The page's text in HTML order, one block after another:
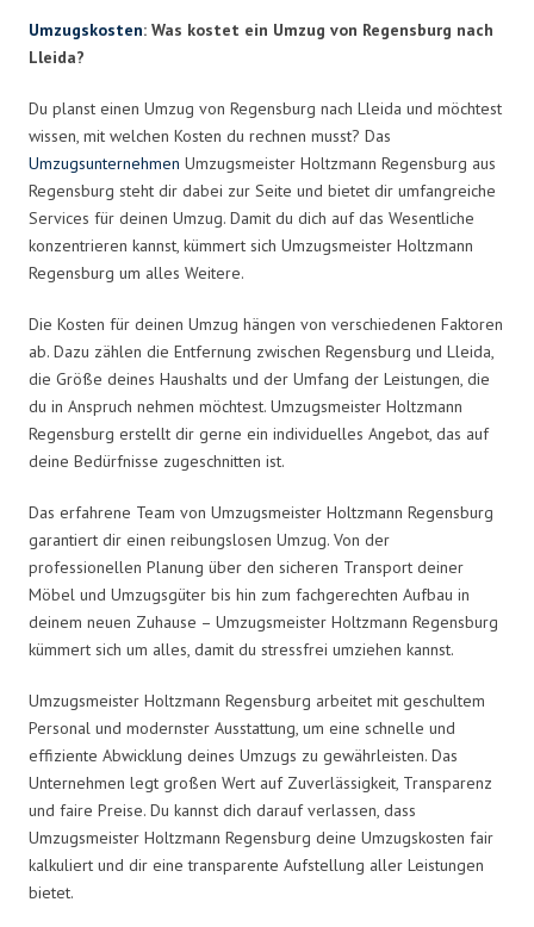
Umzugskosten: Was kostet ein Umzug von Regensburg nach
Lleida?
Du planst einen Umzug von Regensburg nach Lleida und möchtest
wissen, mit welchen Kosten du rechnen musst? Das
Umzugsunternehmen Umzugsmeister Holtzmann Regensburg aus
Regensburg steht dir dabei zur Seite und bietet dir umfangreiche
Services für deinen Umzug. Damit du dich auf das Wesentliche
konzentrieren kannst, kümmert sich Umzugsmeister Holtzmann
Regensburg um alles Weitere.
Die Kosten für deinen Umzug hängen von verschiedenen Faktoren
ab. Dazu zählen die Entfernung zwischen Regensburg und Lleida,
die Größe deines Haushalts und der Umfang der Leistungen, die
du in Anspruch nehmen möchtest. Umzugsmeister Holtzmann
Regensburg erstellt dir gerne ein individuelles Angebot, das auf
deine Bedürfnisse zugeschnitten ist.
Das erfahrene Team von Umzugsmeister Holtzmann Regensburg
garantiert dir einen reibungslosen Umzug. Von der
professionellen Planung über den sicheren Transport deiner
Möbel und Umzugsgüter bis hin zum fachgerechten Aufbau in
deinem neuen Zuhause – Umzugsmeister Holtzmann Regensburg
kümmert sich um alles, damit du stressfrei umziehen kannst.
Umzugsmeister Holtzmann Regensburg arbeitet mit geschultem
Personal und modernster Ausstattung, um eine schnelle und
effiziente Abwicklung deines Umzugs zu gewährleisten. Das
Unternehmen legt großen Wert auf Zuverlässigkeit, Transparenz
und faire Preise. Du kannst dich darauf verlassen, dass
Umzugsmeister Holtzmann Regensburg deine Umzugskosten fair
kalkuliert und dir eine transparente Aufstellung aller Leistungen
bietet.